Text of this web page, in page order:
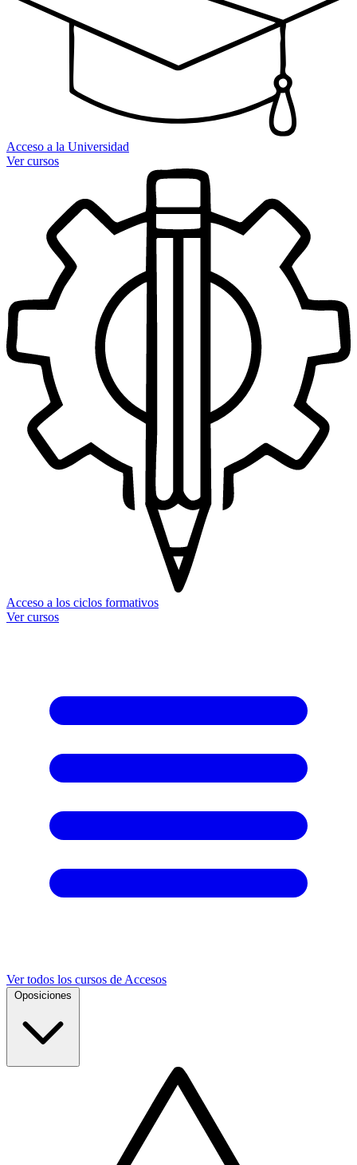
Acceso a la Universidad
Ver cursos
Acceso a los ciclos formativos
Ver cursos
Ver todos los cursos de Accesos
Oposiciones